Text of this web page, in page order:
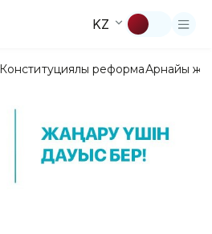
KZ
Конституциялық реформаАрнайы